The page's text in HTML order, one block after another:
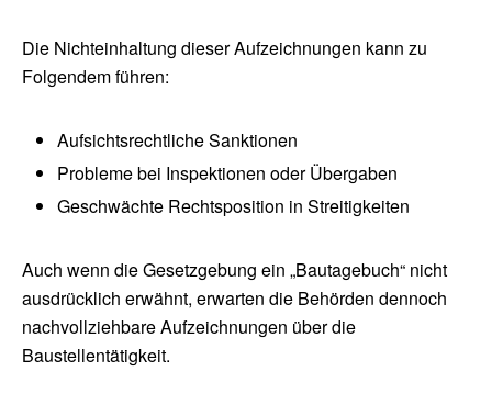
Die Nichteinhaltung dieser Aufzeichnungen kann zu
Folgendem führen:
Aufsichtsrechtliche Sanktionen
Probleme bei Inspektionen oder Übergaben
Geschwächte Rechtsposition in Streitigkeiten
Auch wenn die Gesetzgebung ein „Bautagebuch“ nicht
ausdrücklich erwähnt, erwarten die Behörden dennoch
nachvollziehbare Aufzeichnungen über die
Baustellentätigkeit.